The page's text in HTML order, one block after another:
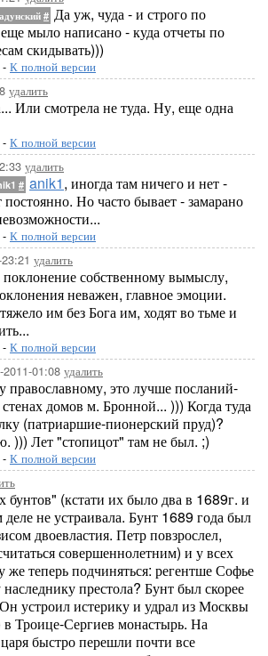
# Да уж, чуда - и строго по
мыло написано - куда отчеты по
скидывать)))
- К полной версии
удалить
Или смотрела не туда. Ну, еще одна
- К полной версии
удалить
# anik1, иногда там ничего и нет -
постоянно. Но часто бывает - замарано
- К полной версии
удалить
поклонение собственному вымыслу,
неважен, главное эмоции.
им без Бога им, ходят во тьме и
- К полной версии
2011-01:08 удалить
это лучше посланий-
домов м. Бронной... ))) Когда туда
(патриаршие-пионерский пруд)?
))) Лет "стопицот" там не был. ;)
- К полной версии
бунтов" (кстати их было два в 1689г. и
не устраивала. Бунт 1689 года был
двоевластия. Петр повзрослел,
совершеннолетним) и у всех
же теперь подчиняться: регентше Софье
престола? Бунт был скорее
устроил истерику и удрал из Москвы
в Троице-Сергиев монастырь. На
быстро перешли почти все